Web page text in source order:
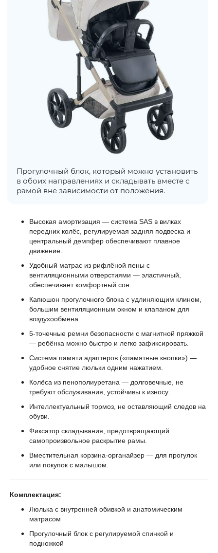
Прогулочный блок, который можно установить
в обоих направлениях и складывать вместе с
рамой вне зависимости от положения.
Высокая амортизация — система SAS в вилках
передних колёс, регулируемая задняя подвеска и
центральный демпфер обеспечивают плавное
движение.
Удобный матрас из рифлёной пены с
вентиляционными отверстиями — эластичный,
обеспечивает комфортный сон.
Капюшон прогулочного блока с удлиняющим клином,
большим вентиляционным окном и клапаном для
воздухообмена.
5‑точечные ремни безопасности с магнитной пряжкой
— ребёнка можно быстро и легко зафиксировать.
Система памяти адаптеров («памятные кнопки») —
удобное снятие люльки одним нажатием.
Колёса из пенополиуретана — долговечные, не
требуют обслуживания, устойчивы к износу.
Интеллектуальный тормоз, не оставляющий следов на
обуви.
Фиксатор складывания, предотвращающий
самопроизвольное раскрытие рамы.
Вместительная корзина-органайзер — для прогулок
или покупок с малышом.
Комплектация:
Люлька с внутренней обивкой и анатомическим
матрасом
Прогулочный блок с регулируемой спинкой и
подножкой